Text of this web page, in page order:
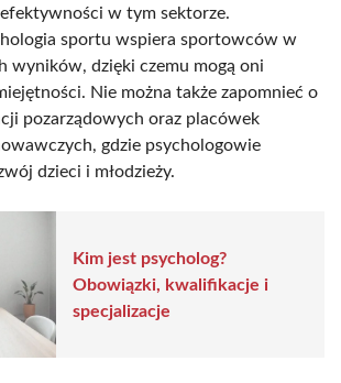
w tym sektorze.
sportu wspiera sportowców w
wyników, dzięki czemu mogą oni
Nie można także zapomnieć o
pozarządowych oraz placówek
gdzie psychologowie
dzieci i młodzieży.
Kim jest psycholog?
Obowiązki, kwalifikacje i
specjalizacje